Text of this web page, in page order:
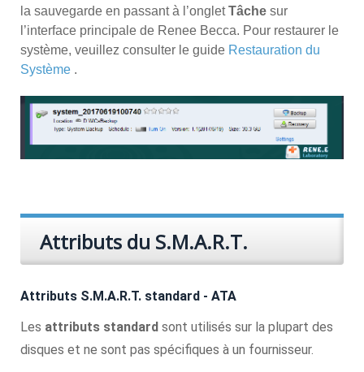
la sauvegarde en passant à l’ongletTâche sur
l’interface principale de Renee Becca. Pour restaurer le
système, veuillez consulter le guide Restauration du
Système .
Attributs du S.M.A.R.T.
Attributs S.M.A.R.T. standard - ATA
Les attributs standard sont utilisés sur la plupart des
disques et ne sont pas spécifiques à un fournisseur.